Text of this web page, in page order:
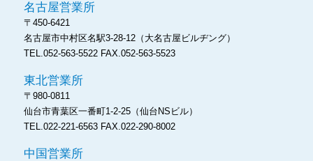
名古屋営業所
〒450-6421
名古屋市中村区名駅3-28-12（大名古屋ビルヂング）
TEL.052-563-5522FAX.052-563-5523
東北営業所
〒980-0811
仙台市青葉区一番町1-2-25（仙台NSビル）
TEL.022-221-6563FAX.022-290-8002
中国営業所